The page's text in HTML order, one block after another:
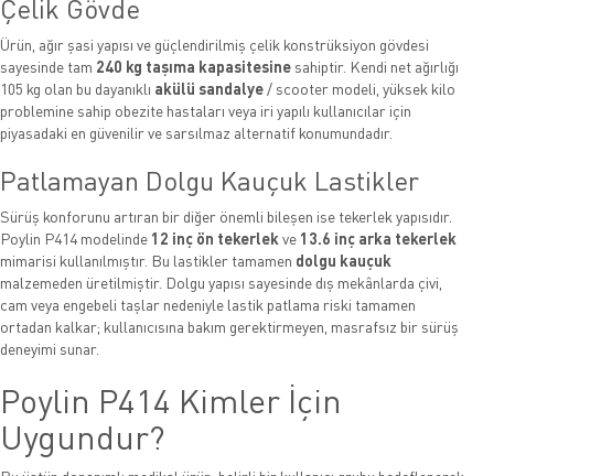
Çelik Gövde
Ürün, ağır şasi yapısı ve güçlendirilmiş çelik konstrüksiyon gövdesi
sayesinde tam 240 kg taşıma kapasitesinesahiptir. Kendi net ağırlığı
105 kg olan bu dayanıklı akülü sandalye/ scooter modeli, yüksek kilo
problemine sahip obezite hastaları veya iri yapılı kullanıcılar için
piyasadaki en güvenilir ve sarsılmaz alternatif konumundadır.
Patlamayan Dolgu Kauçuk Lastikler
Sürüş konforunu artıran bir diğer önemli bileşen ise tekerlek yapısıdır.
Poylin P414 modelinde 12 inç ön tekerlek ve 13.6 inç arka tekerlek
mimarisi kullanılmıştır. Bu lastikler tamamen dolgu kauçuk
malzemeden üretilmiştir. Dolgu yapısı sayesinde dış mekânlarda çivi,
cam veya engebeli taşlar nedeniyle lastik patlama riski tamamen
ortadan kalkar; kullanıcısına bakım gerektirmeyen, masrafsız bir sürüş
deneyimi sunar.
Poylin P414 Kimler İçin
Uygundur?